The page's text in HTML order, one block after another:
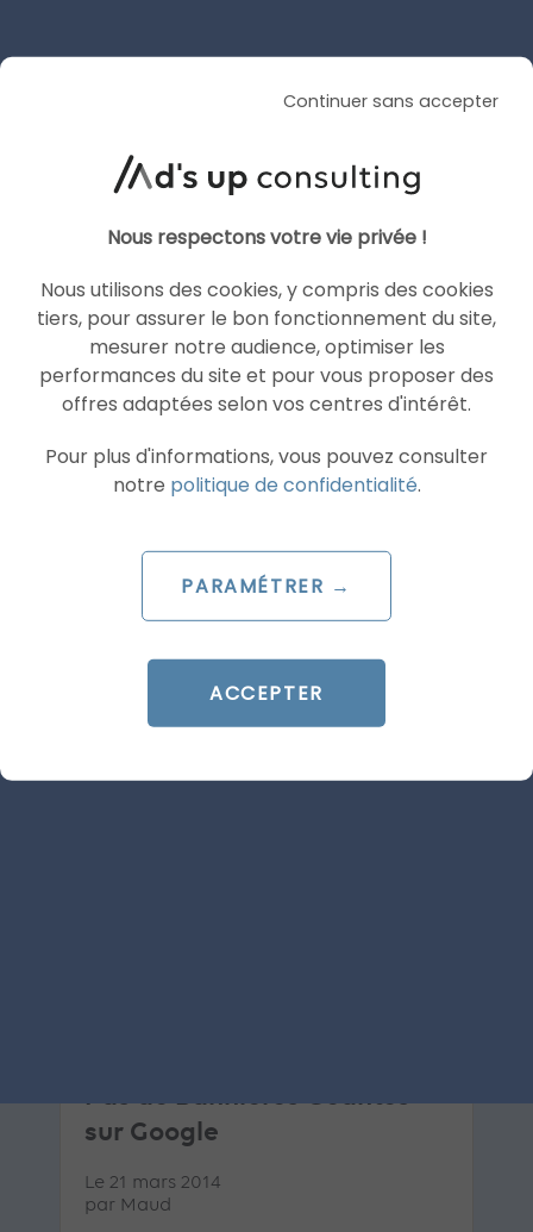
ARTICLE DE BLOG
Nouveauté : Ciblage par
Le 23 juin 2014
sur Google
Le 21 mars 2014
par Maud
Continuer sans accepter
Nous respectons votre vie privée !
Nous utilisons des cookies, y compris des cookies
tiers, pour assurer le bon fonctionnement du site,
mesurer notre audience, optimiser les
performances du site et pour vous proposer des
offres adaptées selon vos centres d'intérêt.
Pour plus d'informations, vous pouvez consulter
notre politique de confidentialité.
PARAMÉTRER →
ACCEPTER